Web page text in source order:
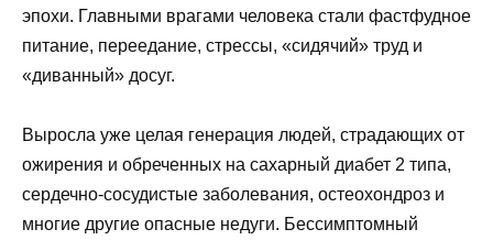
эпохи. Главными врагами человека стали фастфудное
питание, переедание, стрессы, «сидячий» труд и
«диванный» досуг.
Выросла уже целая генерация людей, страдающих от
ожирения и обреченных на сахарный диабет 2 типа,
сердечно-сосудистые заболевания, остеохондроз и
многие другие опасные недуги. Бессимптомный